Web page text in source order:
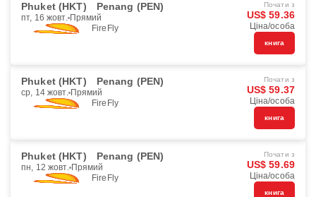
Phuket (HKT) Penang (PEN)
пт, 16 жовт. Прямий
FireFly
Почати з
US$ 59.36
Ціна/особа
книга
Phuket (HKT) Penang (PEN)
ср, 14 жовт. Прямий
FireFly
Почати з
US$ 59.37
Ціна/особа
книга
Phuket (HKT) Penang (PEN)
пн, 12 жовт. Прямий
FireFly
Почати з
US$ 59.69
Ціна/особа
книга